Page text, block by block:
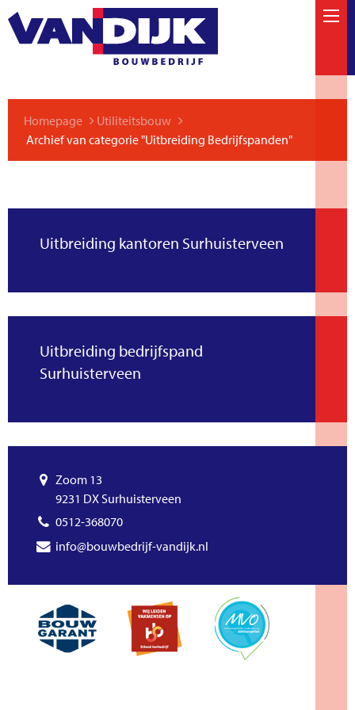
Homepage
Utiliteitsbouw
Archief van categorie "Uitbreiding Bedrijfspanden"
Uitbreiding kantoren Surhuisterveen
Uitbreiding bedrijfspand
Surhuisterveen
Zoom 13
9231 DX Surhuisterveen
0512-368070
info@bouwbedrijf-vandijk.nl